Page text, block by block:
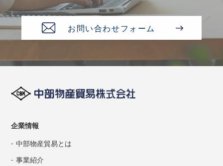
お問い合わせフォーム
企業情報
中部物産貿易とは
事業紹介